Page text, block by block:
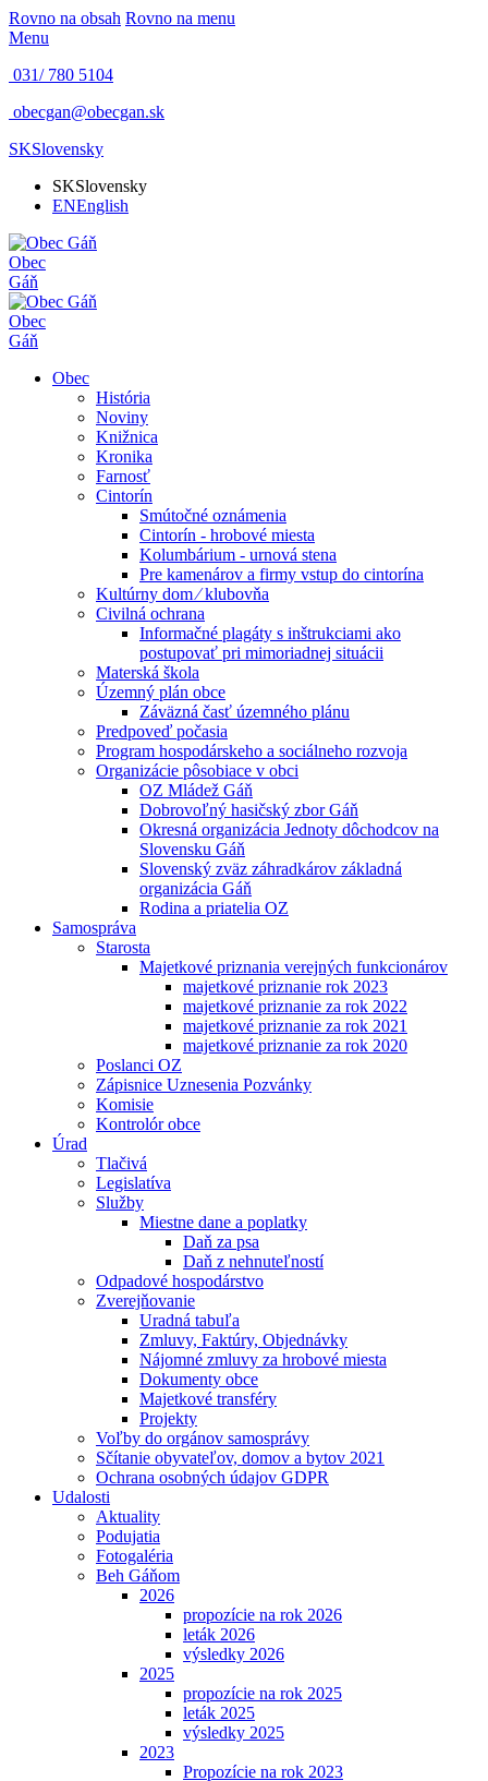
Rovno na obsah Rovno na menu
Menu
031/ 780 5104
obecgan@obecgan.sk
SKSlovensky
SKSlovensky
ENEnglish
Obec
Gáň
Obec
Gáň
Obec
História
Noviny
Knižnica
Kronika
Farnosť
Cintorín
Smútočné oznámenia
Cintorín - hrobové miesta
Kolumbárium - urnová stena
Pre kamenárov a firmy vstup do cintorína
Kultúrny dom ⁄ klubovňa
Civilná ochrana
Informačné plagáty s inštrukciami ako
postupovať pri mimoriadnej situácii
Materská škola
Územný plán obce
Záväzná časť územného plánu
Predpoveď počasia
Program hospodárskeho a sociálneho rozvoja
Organizácie pôsobiace v obci
OZ Mládež Gáň
Dobrovoľný hasičský zbor Gáň
Okresná organizácia Jednoty dôchodcov na
Slovensku Gáň
Slovenský zväz záhradkárov základná
organizácia Gáň
Rodina a priatelia OZ
Samospráva
Starosta
Majetkové priznania verejných funkcionárov
majetkové priznanie rok 2023
majetkové priznanie za rok 2022
majetkové priznanie za rok 2021
majetkové priznanie za rok 2020
Poslanci OZ
Zápisnice Uznesenia Pozvánky
Komisie
Kontrolór obce
Úrad
Tlačivá
Legislatíva
Služby
Miestne dane a poplatky
Daň za psa
Daň z nehnuteľností
Odpadové hospodárstvo
Zverejňovanie
Uradná tabuľa
Zmluvy, Faktúry, Objednávky
Nájomné zmluvy za hrobové miesta
Dokumenty obce
Majetkové transféry
Projekty
Voľby do orgánov samosprávy
Sčítanie obyvateľov, domov a bytov 2021
Ochrana osobných údajov GDPR
Udalosti
Aktuality
Podujatia
Fotogaléria
Beh Gáňom
2026
propozície na rok 2026
leták 2026
výsledky 2026
2025
propozície na rok 2025
leták 2025
výsledky 2025
2023
Propozície na rok 2023